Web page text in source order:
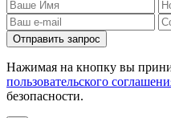
Отправить запрос
Нажимая на кнопку вы
пользовательского
безопасности.